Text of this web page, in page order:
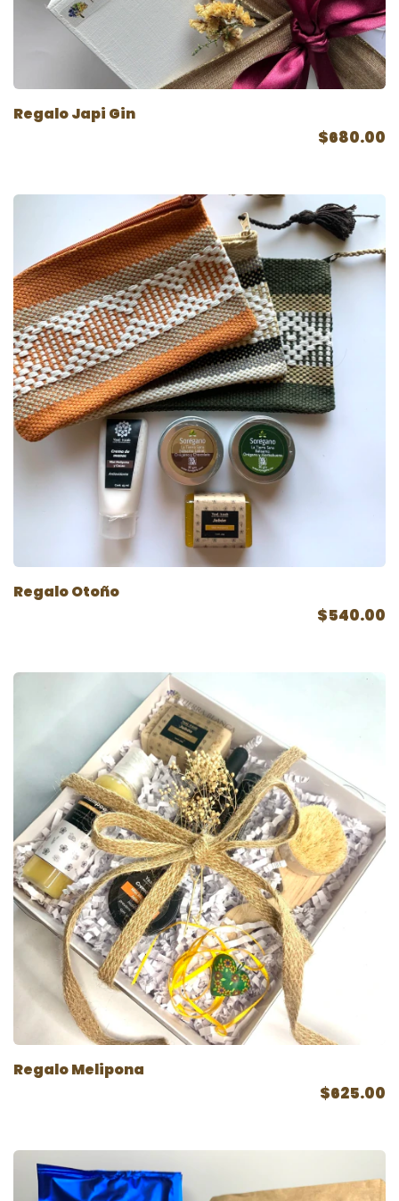
Regalo Japi Gin
$680.00
Regalo Otoño
$540.00
Regalo Melipona
$625.00